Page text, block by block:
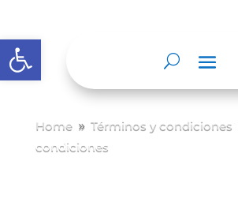
Abrir barra de herramientas
Home 9 Términos y condiciones
condiciones